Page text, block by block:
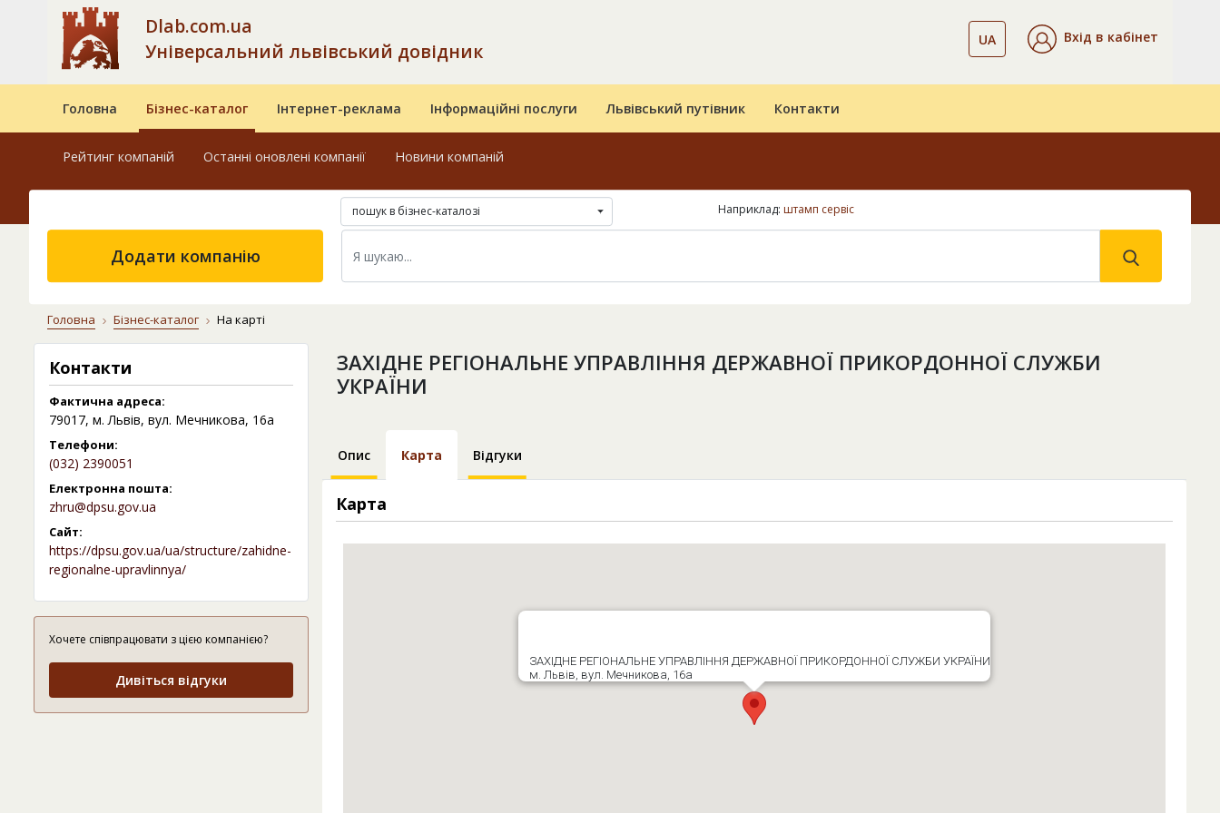
Dlab.com.ua
Універсальний львівський довідник
UA Вхід в кабінет
Головна Бізнес-каталог Інтернет-реклама Інформаційні послуги Львівський путівник Контакти
Рейтинг компаній Останні оновлені компанії Новини компаній
пошук в бізнес-каталозі Наприклад: штамп сервіс
Додати компанію
Головна Бізнес-каталог На карті
Контакти
Фактична адреса:
79017, м. Львів, вул. Мечникова, 16а
Телефони:
(032) 2390051
Електронна пошта:
zhru@dpsu.gov.ua
Сайт:
https://dpsu.gov.ua/ua/structure/zahidne-
regionalne-upravlinnya/
Хочете співпрацювати з цією компанією?
Дивіться відгуки
ЗАХІДНЕ РЕГІОНАЛЬНЕ УПРАВЛІННЯ ДЕРЖАВНОЇ ПРИКОРДОННОЇ СЛУЖБИ
УКРАЇНИ
Опис Карта Відгуки
Карта
ЗАХІДНЕ РЕГІОНАЛЬНЕ УПРАВЛІННЯ ДЕРЖАВНОЇ ПРИКОРДОННОЇ СЛУЖБИ УКРАЇНИ
м. Львів, вул. Мечникова, 16а